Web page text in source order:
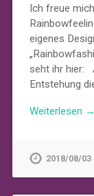
Ich freue
eigenes
seht ihr hier:
Entstehung
Weiterlesen →
2018/08/03